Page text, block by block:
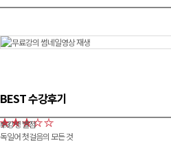
영상 재생
BEST 수강후기
수강생 별점
5.0
독일어 첫걸음의 모든 것